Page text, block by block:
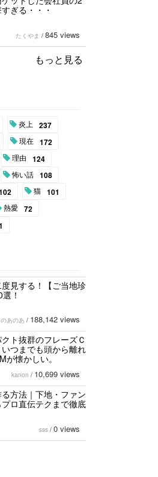
ぎる・・・
たくやま / 845 views
もっと見る
炎上 237
現在 172
理由 124
怖い話 108
猫 101
熱愛 72
見する！【ご当地珍
！
のあのあ / 188,142 views
ト抜群のフレーズＣ
つまでも頭から離れ
が懐かしい。
kanon / 10,699 views
方法｜下地・ファン
ロ直伝テクまで徹底
sss / 0 views